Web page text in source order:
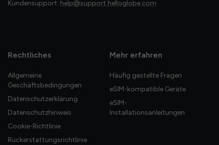
Kundensupport: help@support.helloglobe.com
Rechtliches
Allgemeine
Geschäftsbedingungen
Datenschutzerklärung
Datenschutzhinweis
Cookie-Richtlinie
Rückerstattungsrichtlinie
Mehr erfahren
Häufig gestellte Fragen
eSIM-kompatible Geräte
eSIM-
Installationsanleitungen